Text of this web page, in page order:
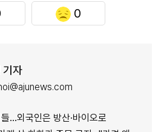
0
기자
…외국인은 방산·바이오로